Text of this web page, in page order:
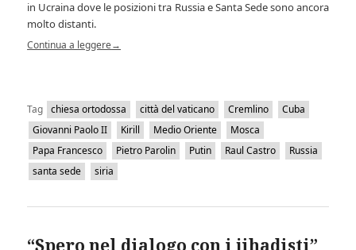
in Ucraina dove le posizioni tra Russia e Santa Sede sono ancora
molto distanti.
Continua a leggere→
Tag chiesa ortodossa città del vaticano Cremlino
Cuba
Giovanni Paolo II
Kirill Medio Oriente
Mosca
Papa Francesco
Pietro Parolin Putin Raul Castro
Russia
santa sede
siria
“Spero nel dialogo con i jihadisti”